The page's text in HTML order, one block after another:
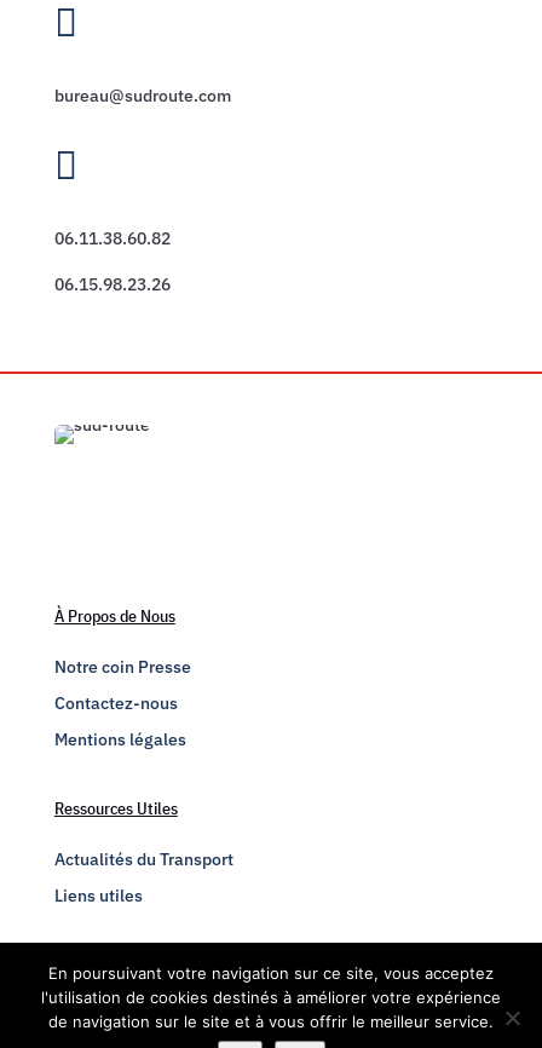

bureau@sudroute.com

06.11.38.60.82
06.15.98.23.26
À Propos de Nous
Notre coin Presse
Contactez-nous
Mentions légales
Ressources Utiles
Actualités du Transport
Liens utiles
Engagez-vous
Adhésion chauffeur routier
En poursuivant votre navigation sur ce site, vous acceptez
l'utilisation de cookies destinés à améliorer votre expérience
de navigation sur le site et à vous offrir le meilleur service.